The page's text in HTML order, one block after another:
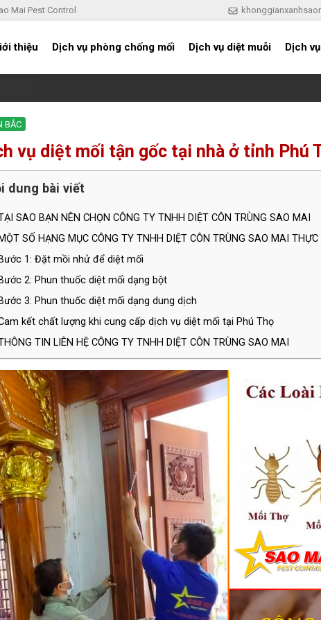
Mai Pest Control
thiệu Dịch vụ phòng chống mối Dịch vụ diệt muỗi Dịch
BẮC
vụ diệt mối tận gốc tại nhà ở tỉnh Phú
dung bài viết
SAO BẠN NÊN CHỌN CÔNG TY TNHH DIỆT CÔN TRÙNG SAO MAI
MỘT SỐ HẠNG MỤC CÔNG TY TNHH DIỆT CÔN TRÙNG SAO MAI THỰC
Bước 1: Đặt mồi nhử để diệt mối
Bước 2: Phun thuốc diệt mối dạng bột
Bước 3: Phun thuốc diệt mối dạng dung dịch
kết chất lượng khi cung cấp dịch vụ diệt mối tại Phú Thọ
TIN LIÊN HỆ CÔNG TY TNHH DIỆT CÔN TRÙNG SAO MAI